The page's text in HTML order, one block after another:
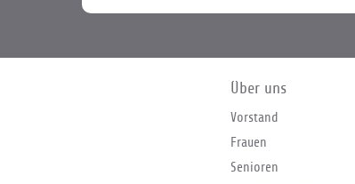
Über uns
Vorstand
Frauen
Senioren